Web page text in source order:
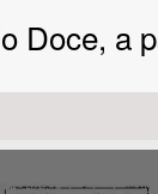
Doce, a